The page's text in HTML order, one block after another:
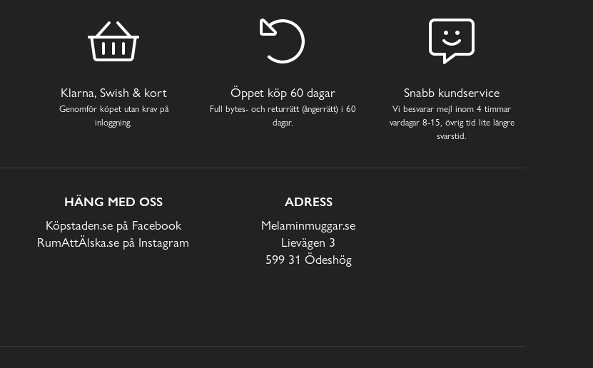
Klarna, Swish & kort
Genomför köpet utan krav på
inloggning.
Öppet köp 60 dagar
Full bytes- och returrätt (ångerrätt) i 60
dagar.
Snabb kundservice
Vi besvarar mejl inom 4 timmar
vardagar 8-15, övrig tid lite längre
svarstid.
HÄNG MED OSS
Köpstaden.se på Facebook
RumAttÄlska.se på Instagram
ADRESS
Melaminmuggar.se
Lievägen 3
599 31 Ödeshög